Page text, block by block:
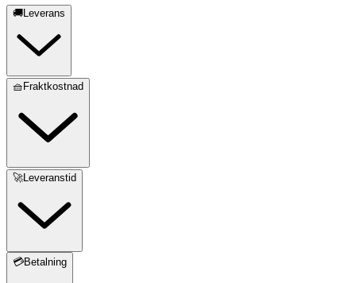
🚚Leverans
🧺Fraktkostnad
🚀Leveranstid
💳Betalning